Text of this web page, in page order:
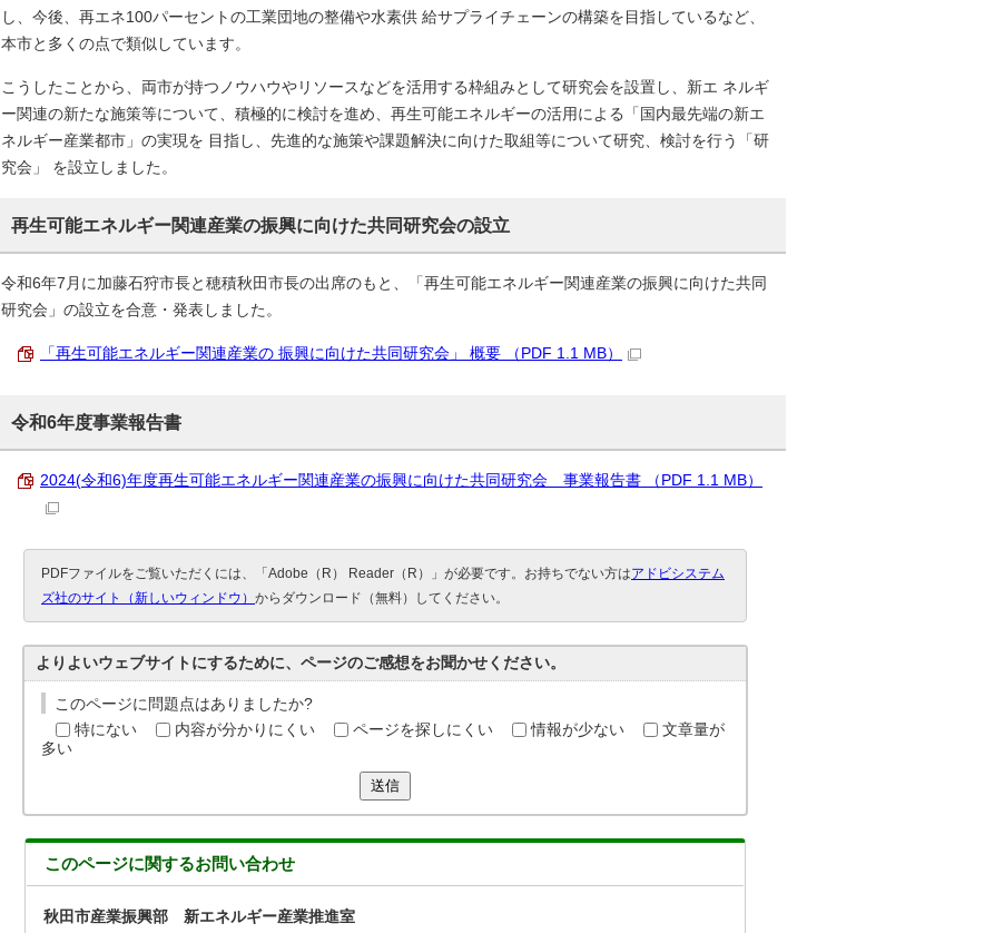
し、今後、再エネ100パーセントの工業団地の整備や水素供 給サプライチェーンの構築を目指しているなど、
本市と多くの点で類似しています。
こうしたことから、両市が持つノウハウやリソースなどを活用する枠組みとして研究会を設置し、新エ ネルギ
ー関連の新たな施策等について、積極的に検討を進め、再生可能エネルギーの活用による「国内最先端の新エ
ネルギー産業都市」の実現を 目指し、先進的な施策や課題解決に向けた取組等について研究、検討を行う「研
究会」 を設立しました。
再生可能エネルギー関連産業の振興に向けた共同研究会の設立
令和6年7月に加藤石狩市長と穂積秋田市長の出席のもと、「再生可能エネルギー関連産業の振興に向けた共同
研究会」の設立を合意・発表しました。
「再生可能エネルギー関連産業の 振興に向けた共同研究会」 概要 （PDF 1.1 MB）
令和6年度事業報告書
2024(令和6)年度 再生可能エネルギー関連産業の振興に向けた共同研究会 事業報告書 （PDF 1.1 MB）
PDFファイルをご覧いただくには、「Adobe（R） Reader（R）」が必要です。お持ちでない方はアドビシステム
ズ社のサイト（新しいウィンドウ） からダウンロード（無料）してください。
よりよいウェブサイトにするために、ページのご感想をお聞かせください。
このページに問題点はありましたか?
特にない
内容が分かりにくい ページを探しにくい 情報が少ない
文章量が
多い
送信
このページに関するお問い合わせ
秋田市産業振興部 新エネルギー産業推進室